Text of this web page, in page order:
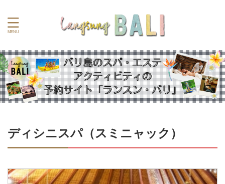
ディシニスパ（スミニャック）